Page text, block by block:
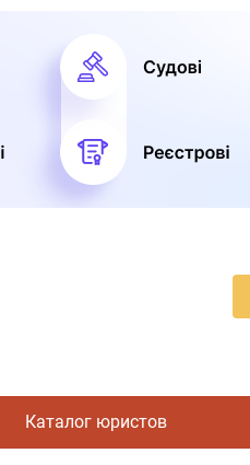
Каталог юристов